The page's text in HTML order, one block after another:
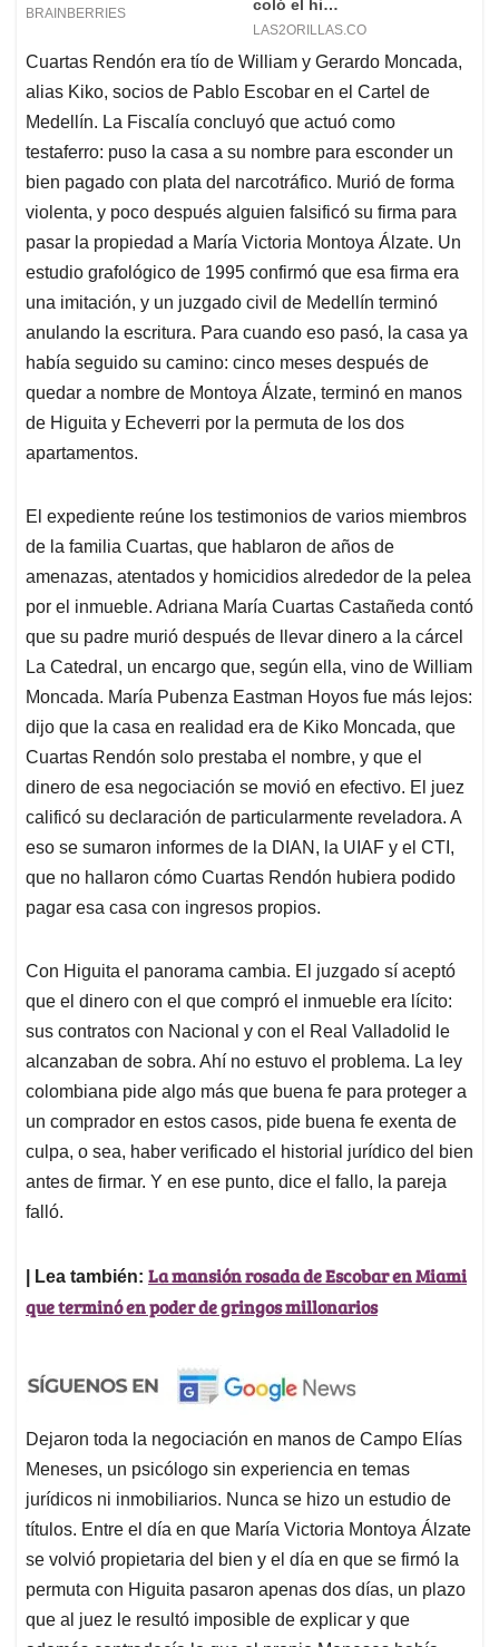
Cuartas Rendón era tío de William y Gerardo Moncada,
alias Kiko, socios de Pablo Escobar en el Cartel de
Medellín. La Fiscalía concluyó que actuó como
testaferro: puso la casa a su nombre para esconder un
bien pagado con plata del narcotráfico. Murió de forma
violenta, y poco después alguien falsificó su firma para
pasar la propiedad a María Victoria Montoya Álzate. Un
estudio grafológico de 1995 confirmó que esa firma era
una imitación, y un juzgado civil de Medellín terminó
anulando la escritura. Para cuando eso pasó, la casa ya
había seguido su camino: cinco meses después de
quedar a nombre de Montoya Álzate, terminó en manos
de Higuita y Echeverri por la permuta de los dos
apartamentos.
El expediente reúne los testimonios de varios miembros
de la familia Cuartas, que hablaron de años de
amenazas, atentados y homicidios alrededor de la pelea
por el inmueble. Adriana María Cuartas Castañeda contó
que su padre murió después de llevar dinero a la cárcel
La Catedral, un encargo que, según ella, vino de William
Moncada. María Pubenza Eastman Hoyos fue más lejos:
dijo que la casa en realidad era de Kiko Moncada, que
Cuartas Rendón solo prestaba el nombre, y que el
dinero de esa negociación se movió en efectivo. El juez
calificó su declaración de particularmente reveladora. A
eso se sumaron informes de la DIAN, la UIAF y el CTI,
que no hallaron cómo Cuartas Rendón hubiera podido
pagar esa casa con ingresos propios.
Con Higuita el panorama cambia. El juzgado sí aceptó
que el dinero con el que compró el inmueble era lícito:
sus contratos con Nacional y con el Real Valladolid le
alcanzaban de sobra. Ahí no estuvo el problema. La ley
colombiana pide algo más que buena fe para proteger a
un comprador en estos casos, pide buena fe exenta de
culpa, o sea, haber verificado el historial jurídico del bien
antes de firmar. Y en ese punto, dice el fallo, la pareja
falló.
| Lea también: La mansión rosada de Escobar en Miami
que terminó en poder de gringos millonarios
Dejaron toda la negociación en manos de Campo Elías
Meneses, un psicólogo sin experiencia en temas
jurídicos ni inmobiliarios. Nunca se hizo un estudio de
títulos. Entre el día en que María Victoria Montoya Álzate
se volvió propietaria del bien y el día en que se firmó la
permuta con Higuita pasaron apenas dos días, un plazo
que al juez le resultó imposible de explicar y que